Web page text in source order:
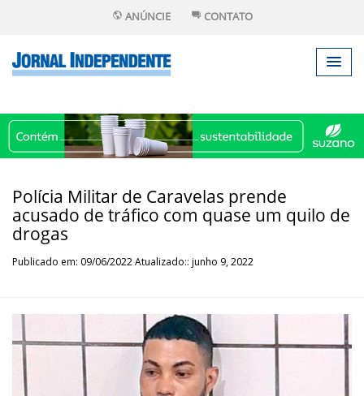
ANÚNCIE CONTATO
Polícia Militar de Caravelas prende
acusado de tráfico com quase um quilo de
drogas
Publicado em: 09/06/2022 Atualizado:: junho 9, 2022